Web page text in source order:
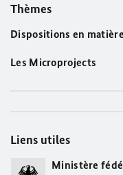
Thèmes
Dispositions en
Les Microprojects
Liens utiles
Ministère